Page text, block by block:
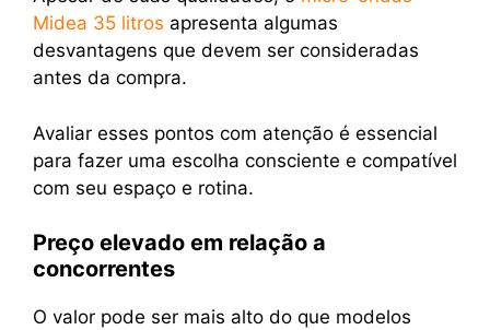
Midea 35 litros apresenta algumas
desvantagens que devem ser consideradas
antes da compra.
Avaliar esses pontos com atenção é essencial
para fazer uma escolha consciente e compatível
com seu espaço e rotina.
Preço elevado em relação a
concorrentes
O valor pode ser mais alto do que modelos